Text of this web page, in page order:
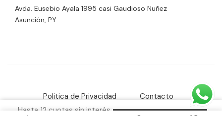
Avda. Eusebio Ayala 1995 casi Gaudioso Nuñez
Asunción, PY
Politica de Privacidad Contacto
Copyright © 2025 CEROGRADO
Hasta 12 cuotas sin interés